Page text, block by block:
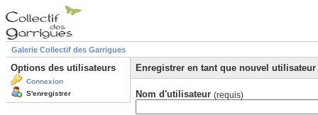
Galerie Collectif des Garrigues
Options des utilisateurs
Connexion
S'enregistrer
Enregistrer en tant que nouvel utilisateur
Nom d'utilisateur (requis)